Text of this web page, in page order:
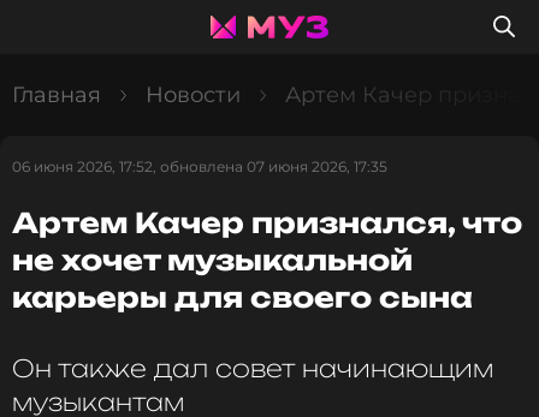
Главная Новости Артем Качер
06 июня 2026, 17:52, обновлена 07 июня 2026, 17:35
Артем Качер признался, что
не хочет музыкальной
карьеры для своего сына
Он также дал совет начинающим
музыкантам